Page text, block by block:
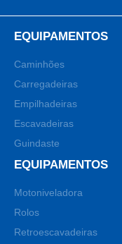
EQUIPAMENTOS
Caminhões
Carregadeiras
Empilhadeiras
Escavadeiras
Guindaste
EQUIPAMENTOS
Motoniveladora
Rolos
Retroescavadeiras